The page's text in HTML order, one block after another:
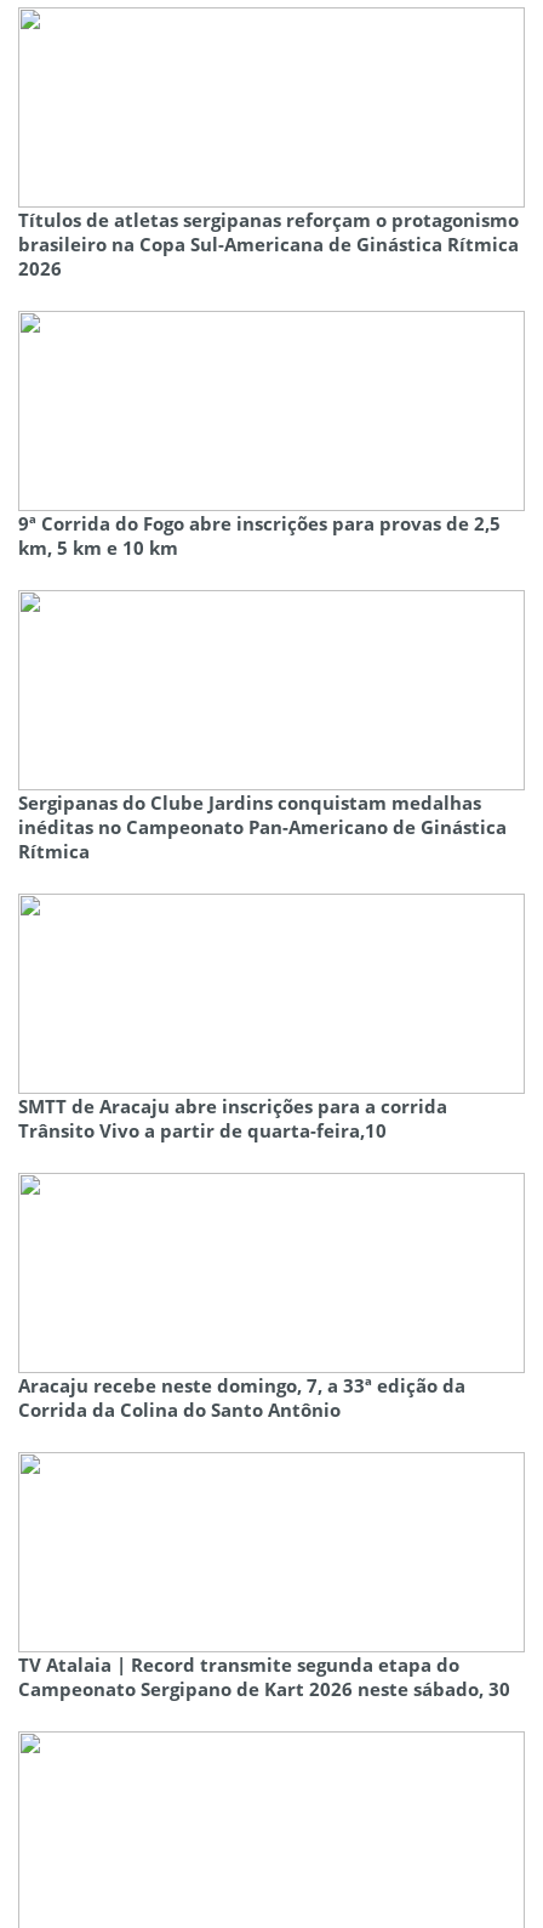
Títulos de atletas sergipanas reforçam o protagonismo
brasileiro na Copa Sul-Americana de Ginástica Rítmica
2026
9ª Corrida do Fogo abre inscrições para provas de 2,5
km, 5 km e 10 km
Sergipanas do Clube Jardins conquistam medalhas
inéditas no Campeonato Pan-Americano de Ginástica
Rítmica
SMTT de Aracaju abre inscrições para a corrida
Trânsito Vivo a partir de quarta-feira,10
Aracaju recebe neste domingo, 7, a 33ª edição da
Corrida da Colina do Santo Antônio
TV Atalaia | Record transmite segunda etapa do
Campeonato Sergipano de Kart 2026 neste sábado, 30